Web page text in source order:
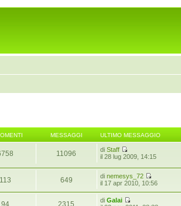
MESSAGGI ULTIMO MESSAGGIO
11096 diStaff
il 28 lug 2009, 14:15
113 649 dinemesys_72
il 17 apr 2010, 10:56
94 2315 diGalai